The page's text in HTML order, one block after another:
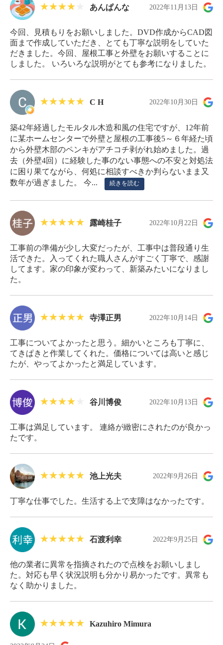
あんぱんな 2022年11月13日
今回、見積もりをお願いしました。DVD作成からCAD図
面まで作成していただき、とても丁寧な説明をしていた
だきました。今回、屋根工事と外壁をお願いすることに
しました。 いろいろな説明がとても参考になりました。
C H 2022年10月30日
築42年経過したモルタル木造和風の住宅ですが、12年前
に某ホームセンターで外壁と屋根の工事後5～６年経た頃
から外壁木部のペンキがアチコチ剥がれ始めました。過
去（外壁4回）に経験した事のない事態への不安と対処法
に困り果てながら、何処に相談すべきか判らないまま又
数年が過ぎました。 今...
続きを読む
露崎桂子 2022年10月22日
工事前の準備が少し大変だったが、工事中は普段通り生
活できた。入ってくれた職人さんがすごく丁寧で、感謝
してます。家の印象が変わって、新築みたいになりまし
た。
寺澤正男 2022年10月14日
工事についてよかったと思う。細かいところも丁寧に、
てきぱきと作業してくれた。価格については高いと感じ
たが、やってよかったと満足しています。
谷川博俊 2022年10月13日
工事は満足しています。 連絡が緻密にされたのが良かっ
たです。
池上光夫 2022年9月26日
丁寧な仕事でした。生活する上で支障はなかったです。
石渡利幸 2022年9月25日
他の業者に異常を指摘されたので点検をお願いしまし
た。対応も早く状況説明も分かり易かったです。異常も
なく助かりました。
Kazuhiro Mimura